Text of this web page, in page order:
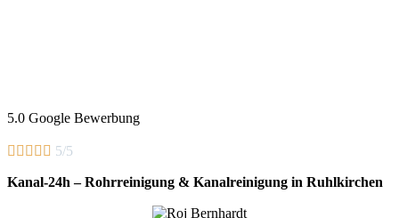
5.0 Google Bewerbung
     5/5
Kanal-24h – Rohrreinigung & Kanalreinigung in Ruhlkirchen